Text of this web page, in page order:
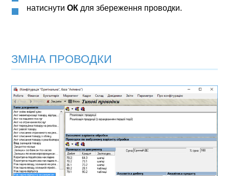
натиснутиОК для збереження проводки.
ЗМІНА ПРОВОДКИ